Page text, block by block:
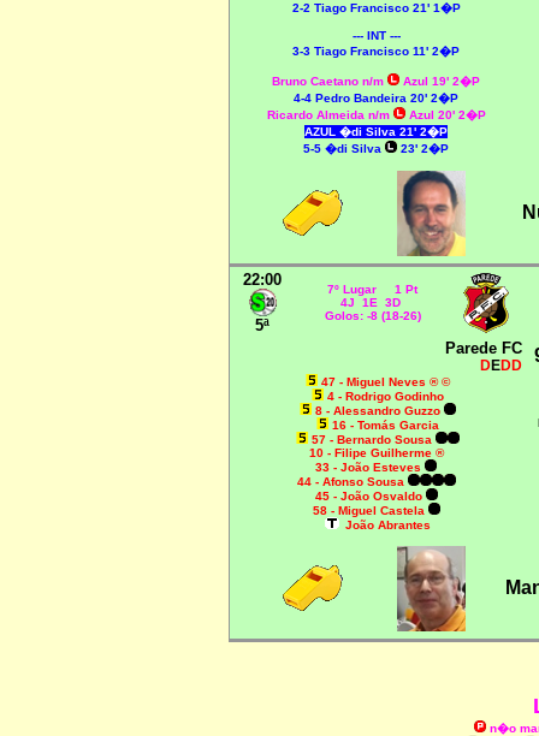
2-2 Tiago Francisco 21' 1�P
--- INT ---
3-3 Tiago Francisco 11' 2�P
Bruno Caetano n/m
Azul 19' 2�P
4-4 Pedro Bandeira 20' 2�P
Ricardo Almeida n/m
Azul 20' 2�P
AZUL �di Silva 21' 2�P
5-5 �di Silva 23' 2�P
22:00
5ª
7º Lugar 1 Pt
4J 1E 3D
Golos: -8 (18-26)
Parede FC
DEDD
47 - Miguel Neves ® ©
4 - Rodrigo Godinho
8 - Alessandro Guzzo
16 - Tomás Garcia
57 - Bernardo Sousa
10 - Filipe Guilherme ®
33 - João Esteves
44 - Afonso Sousa
45 - João Osvaldo
58 - Miguel Castela
João Abrantes
n�o